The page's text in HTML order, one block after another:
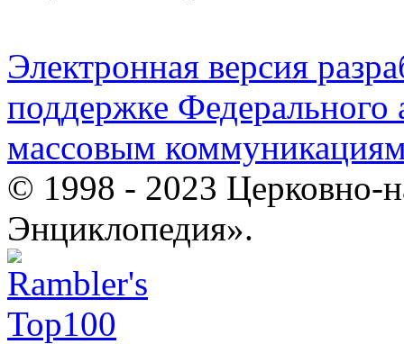
Электронная версия
поддержке Федерального
массовым
© 1998 - 2023 Церковно-
Энциклопедия».